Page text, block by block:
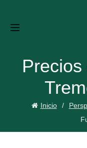
Inicio